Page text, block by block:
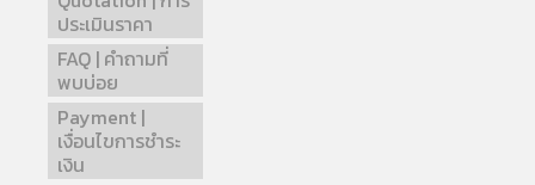
ประเมินราคา
FAQ | คำถามที่
พบบ่อย
Payment |
เงื่อนไขการชำระ
เงิน